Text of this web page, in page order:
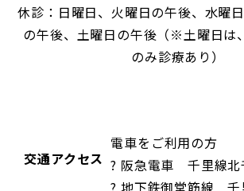
休診：日曜日、火曜日の午後、水曜
の午後、土曜日の午後（※土曜日は
のみ診療あり）
交通アクセス
電車をご利用の方
? 阪急電車 千里線
? 地下鉄御堂筋線